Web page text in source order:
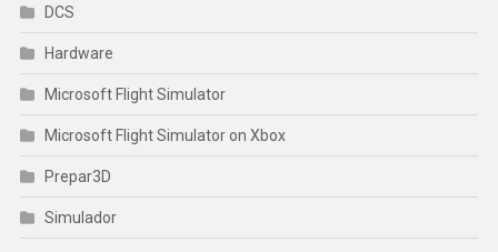
DCS
Hardware
Microsoft Flight Simulator
Microsoft Flight Simulator on Xbox
Prepar3D
Simulador